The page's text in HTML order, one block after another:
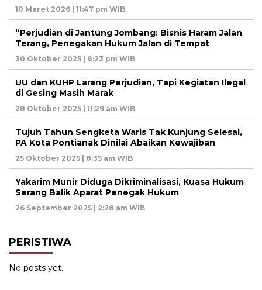
10 Maret 2026 | 11:47 pm WIB
“Perjudian di Jantung Jombang: Bisnis Haram Jalan
Terang, Penegakan Hukum Jalan di Tempat
30 Oktober 2025 | 8:23 pm WIB
UU dan KUHP Larang Perjudian, Tapi Kegiatan Ilegal
di Gesing Masih Marak
28 Oktober 2025 | 11:29 am WIB
Tujuh Tahun Sengketa Waris Tak Kunjung Selesai,
PA Kota Pontianak Dinilai Abaikan Kewajiban
25 Oktober 2025 | 8:35 am WIB
Yakarim Munir Diduga Dikriminalisasi, Kuasa Hukum
Serang Balik Aparat Penegak Hukum
26 September 2025 | 2:28 am WIB
PERISTIWA
No posts yet.